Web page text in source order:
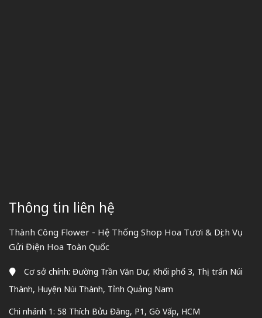
Thông tin liên hệ
Thành Công Flower - Hệ Thống Shop Hoa Tươi & Dịch Vụ
Gửi Điện Hoa Toàn Quốc
Cơ sở chính: Đường Trần Văn Dư, Khối phố 3, Thị trấn Núi
Thành, Huyện Núi Thành, Tỉnh Quảng Nam
Chi nhánh 1: 58 Thích Bửu Đăng, P1, Gò Vấp, HCM